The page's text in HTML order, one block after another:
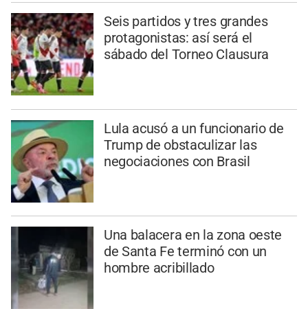
Seis partidos y tres grandes
protagonistas: así será el
sábado del Torneo Clausura
Lula acusó a un funcionario de
Trump de obstaculizar las
negociaciones con Brasil
Una balacera en la zona oeste
de Santa Fe terminó con un
hombre acribillado